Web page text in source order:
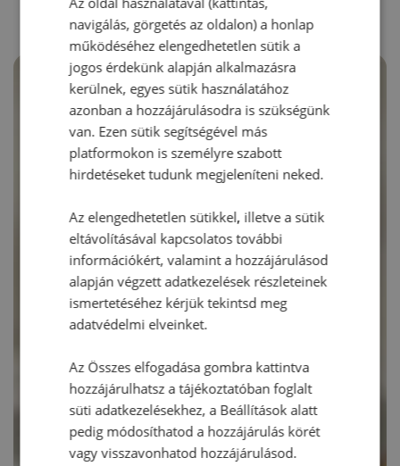
navigálás, görgetés az oldalon) a honlap
működéséhez elengedhetetlen sütik a
jogos érdekünk alapján alkalmazásra
kerülnek, egyes sütik használatához
azonban a hozzájárulásodra is szükségünk
van. Ezen sütik segítségével más
platformokon is személyre szabott
hirdetéseket tudunk megjeleníteni neked.
Az elengedhetetlen sütikkel, illetve a sütik
eltávolításával kapcsolatos további
információkért, valamint a hozzájárulásod
alapján végzett adatkezelések részleteinek
ismertetéséhez kérjük tekintsd meg
adatvédelmi elveinket.
Az Összes elfogadása gombra kattintva
hozzájárulhatsz a tájékoztatóban foglalt
süti adatkezelésekhez, a Beállítások alatt
pedig módosíthatod a hozzájárulás körét
vagy visszavonhatod hozzájárulásod.